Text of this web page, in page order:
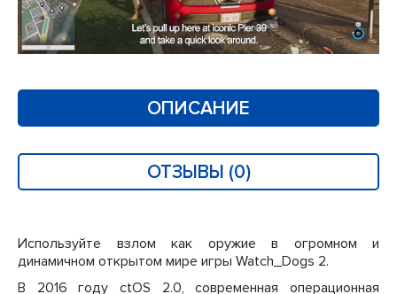
ОПИСАНИЕ
ОТЗЫВЫ (0)
Используйте взлом как оружие в огромном и
динамичном открытом мире игры Watch_Dogs 2.
В 2016 году ctOS 2.0, современная операционная